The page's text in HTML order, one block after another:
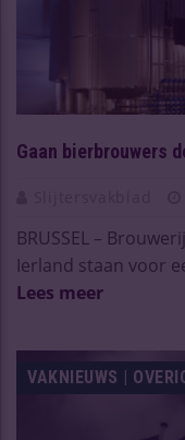
Gaan bierbrouwers
BRUSSEL –
Ierland staan voor
Lees meer
VAKNIEUWS |